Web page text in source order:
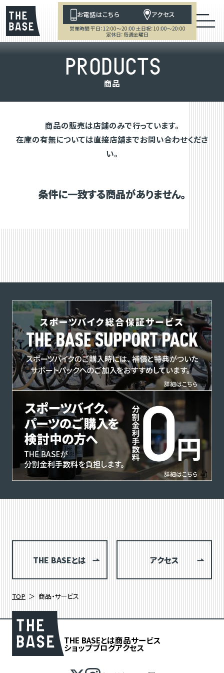
お電話はこちら アクセス
営業時間 平日：12:00～20:00 土日祝：10:00～20:00
定休日：毎週金曜日
PRODUCTS
商品
商品の販売は店舗のみで行っています。
在庫の有無については直接店舗までお問い合わせくださ
い。
条件に一致する商品がありません。
THE BASEとは アクセス
TOP 商品・サービス
THE BASEとは商品サービス
ショップブログアクセス